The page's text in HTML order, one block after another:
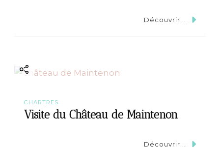
Découvrir...
CHARTRES
Visite du Château de Maintenon
Découvrir...